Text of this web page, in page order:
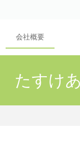
会社概要
すけあ